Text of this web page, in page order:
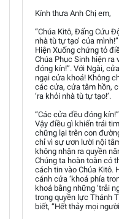
Kính thưa Anh Chị em,
“Chúa Kitô, Đấng Cứu
nhà tù tự tạo’ của
Hiện Xuống chứng tỏ
Chúa Phục Sinh hiện
đóng kín!”. Với Ngài,
ngại cửa khoá! Không
các cửa, cửa tâm hồn,
‘ra khỏi nhà tù tự tạo!’.
“Các cửa đều đóng
Vậy điều gì khiến trái
chững lại trên con
chỉ vì sự ươn lười nội
không nhận ra quyền
Chúng ta hoàn toàn có
cách tin vào Chúa Kitô.
cánh cửa ‘khoá phía
khoá bằng những ‘trải
trong quyền lực Thánh
biết, “Hết thảy mọi